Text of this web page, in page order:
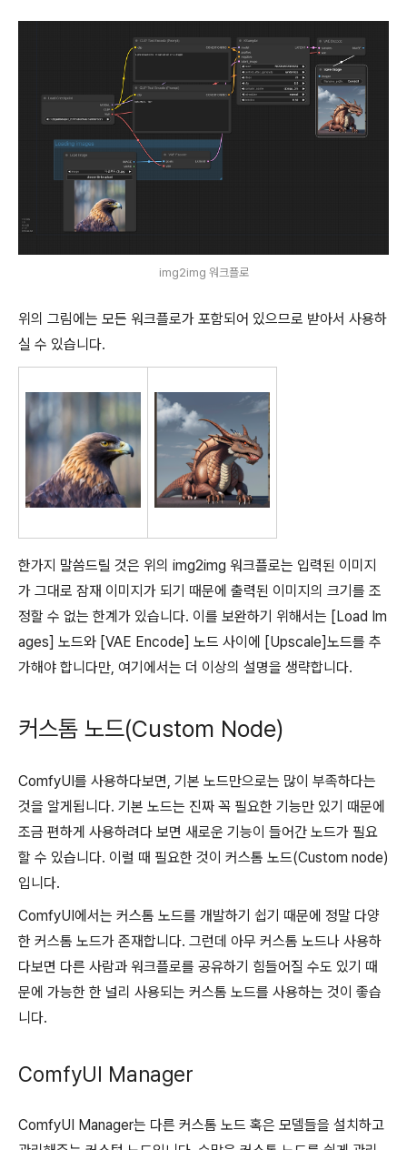
img2img 워크플로
위의 그림에는 모든 워크플로가 포함되어 있으므로 받아서 사용하
실 수 있습니다.
한가지 말씀드릴 것은 위의 img2img 워크플로는 입력된 이미지
가 그대로 잠재 이미지가 되기 때문에 출력된 이미지의 크기를 조
정할 수 없는 한계가 있습니다. 이를 보완하기 위해서는 [Load Im
ages] 노드와 [VAE Encode] 노드 사이에 [Upscale]노드를 추
가해야 합니다만, 여기에서는 더 이상의 설명을 생략합니다.
커스톰 노드(Custom Node)
ComfyUI를 사용하다보면, 기본 노드만으로는 많이 부족하다는
것을 알게됩니다. 기본 노드는 진짜 꼭 필요한 기능만 있기 때문에
조금 편하게 사용하려다 보면 새로운 기능이 들어간 노드가 필요
할 수 있습니다. 이럴 때 필요한 것이 커스톰 노드(Custom node)
입니다.
ComfyUI에서는 커스톰 노드를 개발하기 쉽기 때문에 정말 다양
한 커스톰 노드가 존재합니다. 그런데 아무 커스톰 노드나 사용하
다보면 다른 사람과 워크플로를 공유하기 힘들어질 수도 있기 때
문에 가능한 한 널리 사용되는 커스톰 노드를 사용하는 것이 좋습
니다.
ComfyUI Manager
ComfyUI Manager는 다른 커스톰 노드 혹은 모델들을 설치하고